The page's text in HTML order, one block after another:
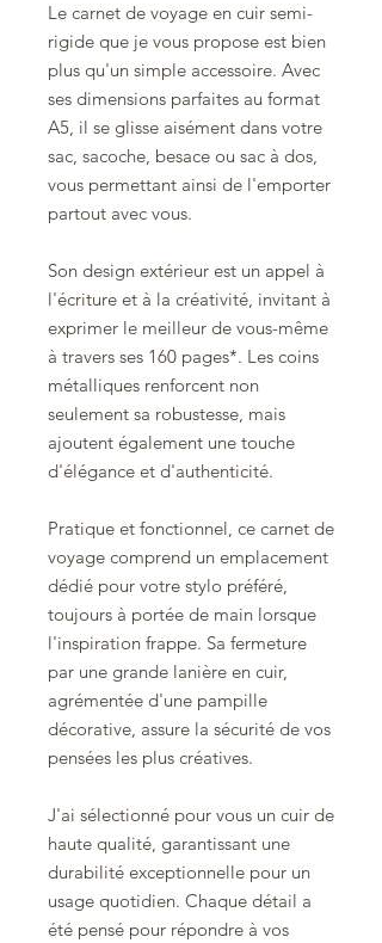
Le carnet de voyage en cuir semi-
rigide que je vous propose est bien
plus qu'un simple accessoire. Avec
ses dimensions parfaites au format
A5, il se glisse aisément dans votre
sac, sacoche, besace ou sac à dos,
vous permettant ainsi de l'emporter
partout avec vous.
Son design extérieur est un appel à
l'écriture et à la créativité, invitant à
exprimer le meilleur de vous-même
à travers ses 160 pages*. Les coins
métalliques renforcent non
seulement sa robustesse, mais
ajoutent également une touche
d'élégance et d'authenticité.
Pratique et fonctionnel, ce carnet de
voyage comprend un emplacement
dédié pour votre stylo préféré,
toujours à portée de main lorsque
l'inspiration frappe. Sa fermeture
par une grande lanière en cuir,
agrémentée d'une pampille
décorative, assure la sécurité de vos
pensées les plus créatives.
J'ai sélectionné pour vous un cuir de
haute qualité, garantissant une
durabilité exceptionnelle pour un
usage quotidien. Chaque détail a
été pensé pour répondre à vos